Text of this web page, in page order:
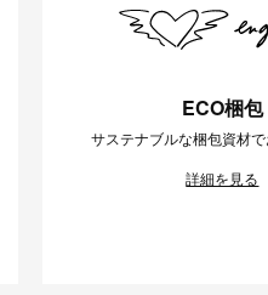
ECO梱包
サステナブルな梱包資材
詳細を見る